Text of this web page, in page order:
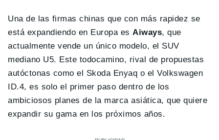
Una de las firmas chinas que con más rapidez se
está expandiendo en Europa esAiways, que
actualmente vende un único modelo, el SUV
mediano U5. Este todocamino, rival de propuestas
autóctonas como el Skoda Enyaq o el Volkswagen
ID.4, es solo el primer paso dentro de los
ambiciosos planes de la marca asiática, que quiere
expandir su gama en los próximos años.